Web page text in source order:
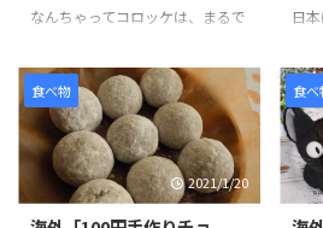
なんちゃってコロッケは、まるで
ロッケにはクッキーアイスクリー
ム、ソースにはチョコレートをか
けてた見た目にもそっくりなスイ
ーツです。 作り方は、簡単でお
好みのクッキーを砕きアイスとよ
く混ぜます。コーンフレークも同
様に砕いて、パン粉を付ける要領
日
本
る
ー
ル
て
え
に
食べ物
2021/1/20
食べ